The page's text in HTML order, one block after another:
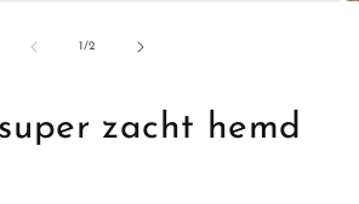
1/van
2
zacht hemd